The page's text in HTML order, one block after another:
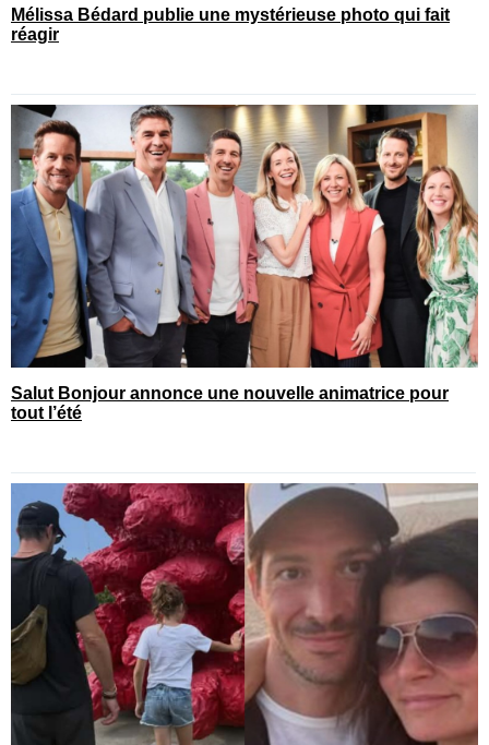
Mélissa Bédard publie une mystérieuse photo qui fait
réagir
Salut Bonjour annonce une nouvelle animatrice pour
tout l’été